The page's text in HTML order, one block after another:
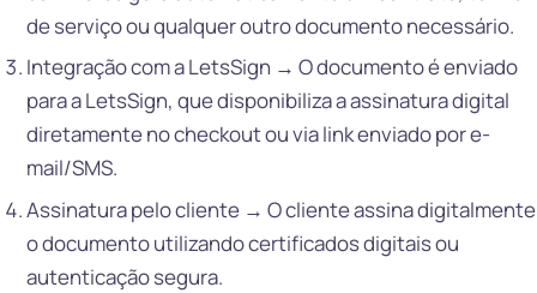
de serviço ou qualquer outro documento necessário.
Integração com a LetsSign → O documento é enviado
para a LetsSign, que disponibiliza a assinatura digital
diretamente no checkout ou via link enviado por e-
mail/SMS.
Assinatura pelo cliente → O cliente assina digitalmente
o documento utilizando certificados digitais ou
autenticação segura.